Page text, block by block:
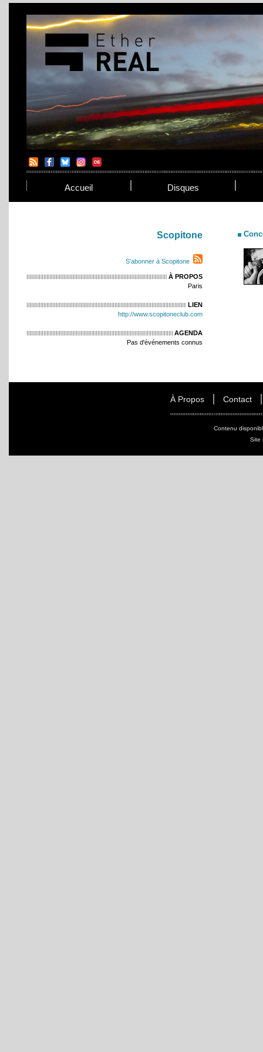
Accueil Disques
Scopitone
S'abonner à Scopitone
À PROPOS
Paris
LIEN
http://www.scopitoneclub.com
AGENDA
Pas d'événements connus
À Propos Contact
Contenu
Site